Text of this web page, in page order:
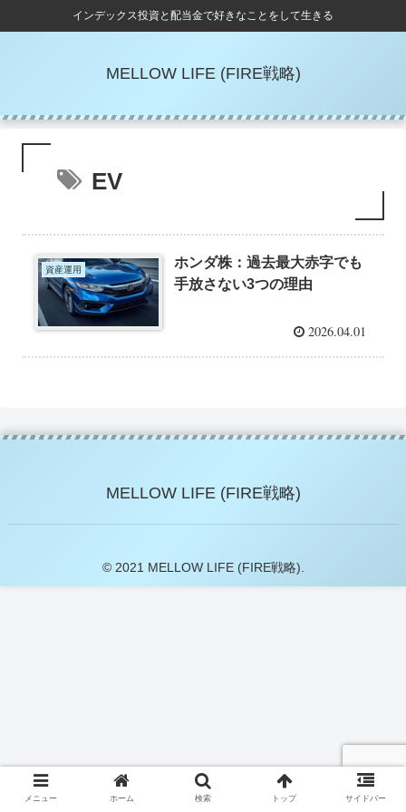
インデックス投資と配当金で好きなことをして生きる
MELLOW LIFE (FIRE戦略)
EV
資産運用
ホンダ株：過去最大赤字でも
手放さない3つの理由
2026.04.01
MELLOW LIFE (FIRE戦略)
© 2021 MELLOW LIFE (FIRE戦略).
メニュー ホーム 検索 トップ サイドバー